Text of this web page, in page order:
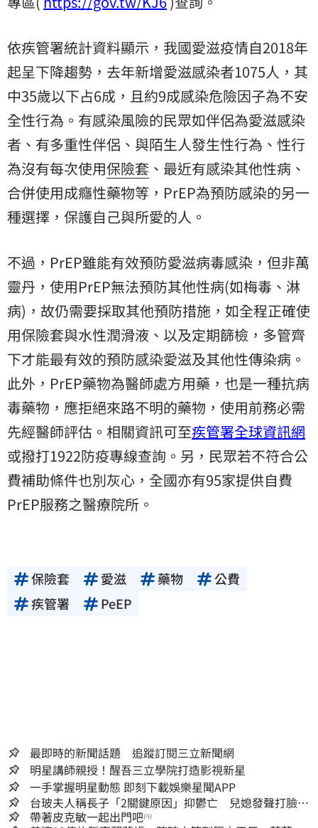
依疾管署統計資料顯示，我國愛滋疫情自2018年
起呈下降趨勢，去年新增愛滋感染者1075人，其
中35歲以下占6成，且約9成感染危險因子為不安
全性行為。有感染風險的民眾如伴侶為愛滋感染
者、有多重性伴侶、與陌生人發生性行為、性行
為沒有每次使用保險套 、最近有感染其他性病、
合併使用成癮性藥物等，PrEP為預防感染的另一
種選擇，保護自己與所愛的人。
不過，PrEP雖能有效預防愛滋病毒感染，但非萬
靈丹，使用PrEP無法預防其他性病(如梅毒、淋
病)，故仍需要採取其他預防措施，如全程正確使
用保險套與水性潤滑液、以及定期篩檢，多管齊
下才能最有效的預防感染愛滋及其他性傳染病。
此外，PrEP藥物為醫師處方用藥，也是一種抗病
毒藥物，應拒絕來路不明的藥物，使用前務必需
先經醫師評估。相關資訊可至疾管署全球資訊網
或撥打1922防疫專線查詢。另，民眾若不符合公
費補助條件也別灰心，全國亦有95家提供自費
PrEP服務之醫療院所。
保險套 愛滋 藥物
公費
疾管署
PeEP
最即時的新聞話題 追蹤訂閱三立新聞網
明星講師親授！醒吾三立學院打造影視新星
一手掌握明星動態 即刻下載娛樂星聞APP
台玻夫人稱長子「2關鍵原因」抑鬱亡 兒媳發聲打臉：
我從來不信⋯
帶著皮克敏一起出門吧PR